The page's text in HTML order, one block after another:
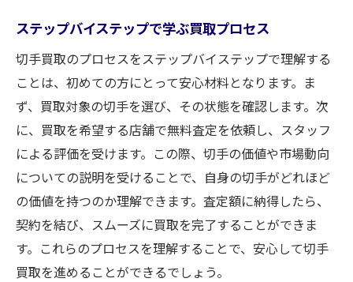
ステップバイステップで学ぶ買取プロセス
切手買取のプロセスをステップバイステップで理解する
ことは、初めての方にとって安心材料となります。ま
ず、買取対象の切手を選び、その状態を確認します。次
に、買取を希望する店舗で無料査定を依頼し、スタッフ
による評価を受けます。この際、切手の価値や市場動向
についての説明を受けることで、自身の切手がどれほど
の価値を持つのか理解できます。査定額に納得したら、
契約を結び、スムーズに買取を完了することができま
す。これらのプロセスを理解することで、安心して切手
買取を進めることができるでしょう。